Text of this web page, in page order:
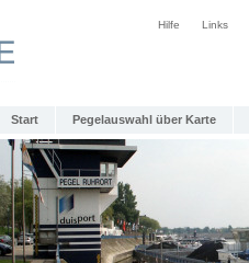
Hilfe Links
Start Pegelauswahl über Karte